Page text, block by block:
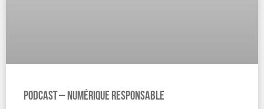
Podcast – Numérique responsable